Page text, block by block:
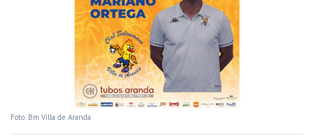
Foto: Bm Villa de Aranda